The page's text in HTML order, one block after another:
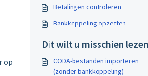
op
Betalingen controleren
Bankkoppeling opzetten
Dit wilt u misschien
CODA-bestanden importeren
(zonder bankkoppeling)